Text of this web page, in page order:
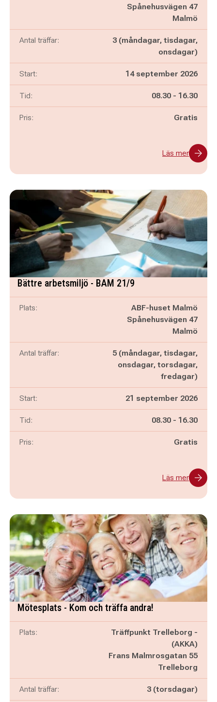
Spånehusvägen 47
Malmö
Antal träffar:
3 (måndagar, tisdagar,
onsdagar)
Start: 14 september 2026
Tid: Pågår mellan
08.30 - och
16.30
Pris: Gratis
Läs mer
Bättre arbetsmiljö - BAM 21/9
Plats:
ABF-huset Malmö
Spånehusvägen 47
Malmö
Antal träffar:
5 (måndagar, tisdagar,
onsdagar, torsdagar,
fredagar)
Start: 21 september 2026
Tid: Pågår mellan
08.30 - och
16.30
Pris: Gratis
Läs mer
Mötesplats - Kom och träffa andra!
Plats:
Träffpunkt Trelleborg -
(AKKA)
Frans Malmrosgatan 55
Trelleborg
Antal träffar: 3 (torsdagar)